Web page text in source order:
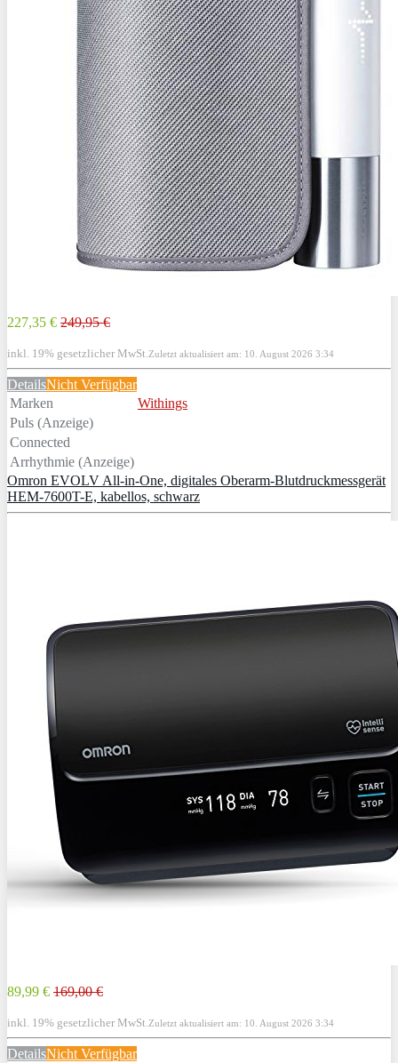
227,35 € 249,95 €
inkl. 19% gesetzlicher MwSt. Zuletzt aktualisiert am: 10. August 2026 3:34
DetailsNicht Verfügbar
Marken
Withings
Puls (Anzeige)
Connected
Arrhythmie (Anzeige)
Omron EVOLV All-in-One, digitales Oberarm-Blutdruckmessgerät
HEM-7600T-E, kabellos, schwarz
89,99 € 169,00 €
inkl. 19% gesetzlicher MwSt. Zuletzt aktualisiert am: 10. August 2026 3:34
DetailsNicht Verfügbar